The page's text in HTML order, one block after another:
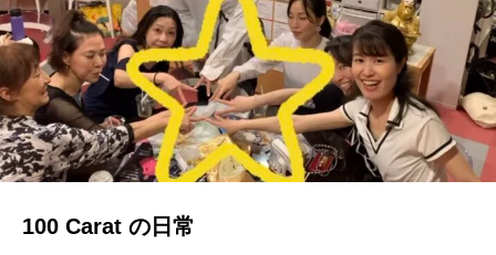
イベント
100 Carat のイベントは別格!!!
イチオシ情報
100 Carat の最も熱いNewsをお知らせ!!!
クリエイティブなメンバー
100 Carat の日常